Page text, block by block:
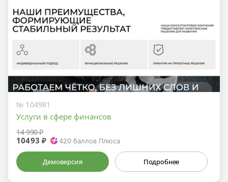
№ 104981
Услуги в сфере финансов
14 990 ₽
10493 ₽ 420 баллов Плюса
Демоверсия Подробнее